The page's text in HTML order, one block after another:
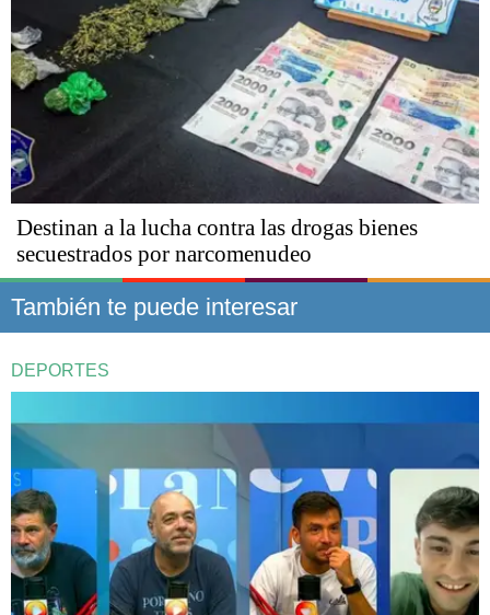
Destinan a la lucha contra las drogas bienes
secuestrados por narcomenudeo
También te puede interesar
DEPORTES